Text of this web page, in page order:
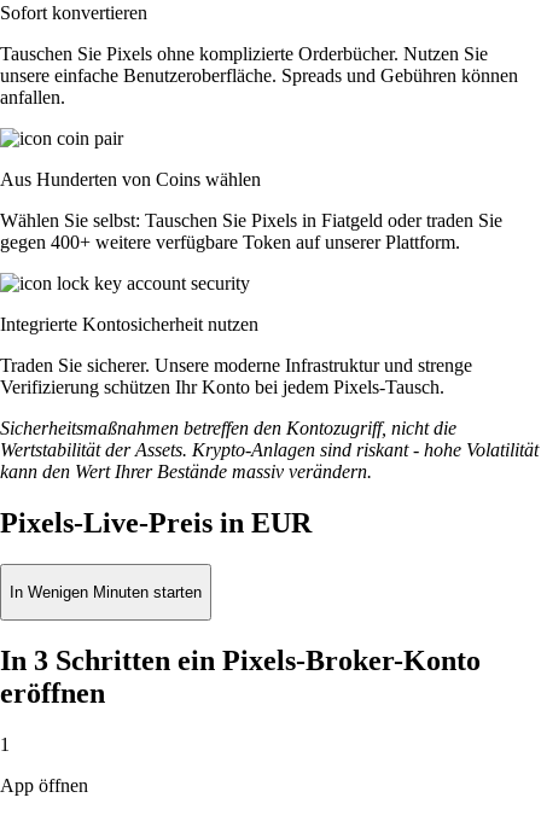
Sofort konvertieren
Tauschen Sie Pixels ohne komplizierte Orderbücher. Nutzen Sie
unsere einfache Benutzeroberfläche. Spreads und Gebühren können
anfallen.
Aus Hunderten von Coins wählen
Wählen Sie selbst: Tauschen Sie Pixels in Fiatgeld oder traden Sie
gegen 400+ weitere verfügbare Token auf unserer Plattform.
Integrierte Kontosicherheit nutzen
Traden Sie sicherer. Unsere moderne Infrastruktur und strenge
Verifizierung schützen Ihr Konto bei jedem Pixels-Tausch.
Sicherheitsmaßnahmen betreffen den Kontozugriff, nicht die
Wertstabilität der Assets. Krypto-Anlagen sind riskant - hohe Volatilität
kann den Wert Ihrer Bestände massiv verändern.
Pixels-Live-Preis in EUR
In Wenigen Minuten starten
In 3 Schritten ein Pixels-Broker-Konto
eröffnen
1
App öffnen